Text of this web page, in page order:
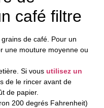
café filtre
de café. Pour un
une mouture moyenne ou
Si vous utilisez un
de le rincer avant de
de papier.
200 degrés Fahrenheit)